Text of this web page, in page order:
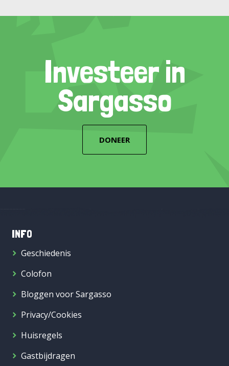
Investeer in
Sargasso
DONEER
INFO
Geschiedenis
Colofon
Bloggen voor Sargasso
Privacy/Cookies
Huisregels
Gastbijdragen